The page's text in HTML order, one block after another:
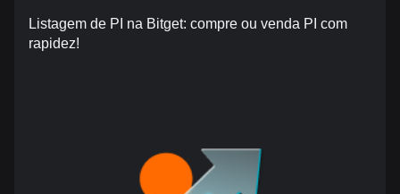
Listagem de PI na Bitget: compre ou venda PI com
rapidez!